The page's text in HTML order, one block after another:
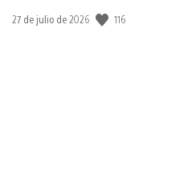
Fecha
27 de julio de 2026 116